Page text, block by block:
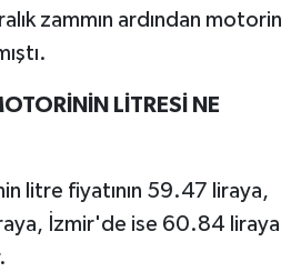
zammın ardından motorin
LİTRESİ NE
litre fiyatının 59.47 liraya,
İzmir'de ise 60.84 liraya